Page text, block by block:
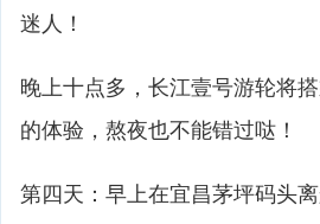
迷人！
晚上十点多，长江壹号游轮将
的体验，熬夜也不能错过哒！
第四天：早上在宜昌茅坪码头